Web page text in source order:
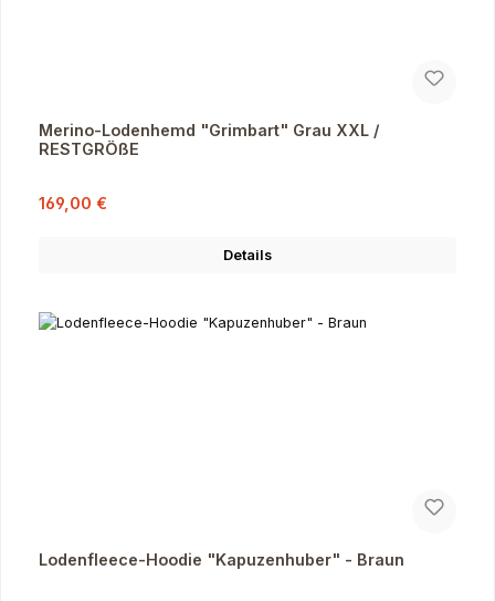
Merino-Lodenhemd "Grimbart" Grau XXL /
RESTGRÖßE
Verkaufspreis:
169,00 €
Details
Lodenfleece-Hoodie "Kapuzenhuber" - Braun